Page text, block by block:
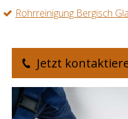
Rohrreinigung Bergisch
Jetzt